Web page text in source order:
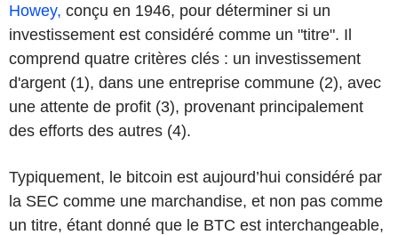
Howey, conçu en 1946, pour déterminer si un
investissement est considéré comme un "titre". Il
comprend quatre critères clés : un investissement
d'argent (1), dans une entreprise commune (2), avec
une attente de profit (3), provenant principalement
des efforts des autres (4).
Typiquement, le bitcoin est aujourd’hui considéré par
la SEC comme une marchandise, et non pas comme
un titre, étant donné que le BTC est interchangeable,